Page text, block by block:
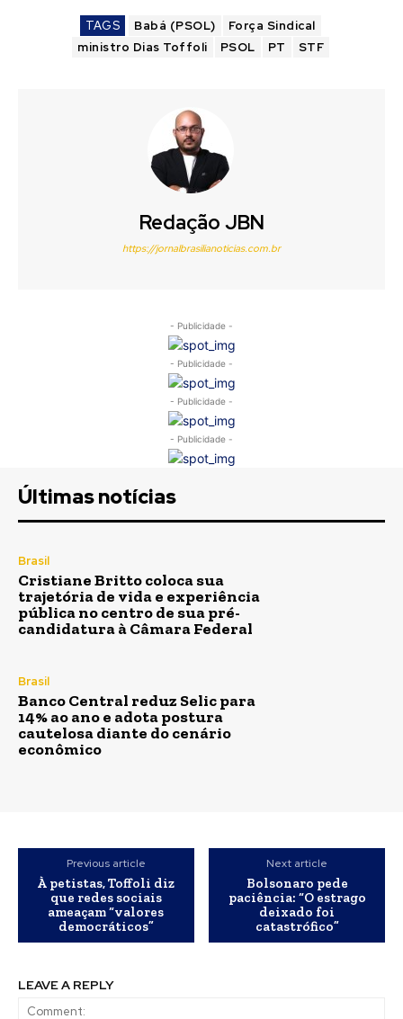
TAGS Babá (PSOL)
Força Sindical
ministro Dias Toffoli
PSOL PT STF
Redação JBN
https://jornalbrasilianoticias.com.br
- Publicidade -
- Publicidade -
- Publicidade -
- Publicidade -
Últimas notícias
Brasil
Cristiane Britto coloca sua
trajetória de vida e experiência
pública no centro de sua pré-
candidatura à Câmara Federal
Brasil
Banco Central reduz Selic para
14% ao ano e adota postura
cautelosa diante do cenário
econômico
Previous article
À petistas, Toffoli diz
que redes sociais
ameaçam “valores
democráticos”
Next article
Bolsonaro pede
paciência: “O estrago
deixado foi
catastrófico”
LEAVE A REPLY